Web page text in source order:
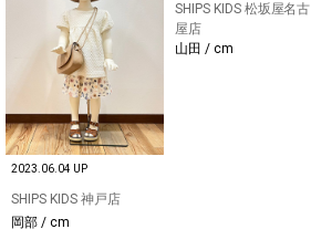
2023.06.04 UP
SHIPS KIDS 神戸店
岡部 / cm
SHIPS KIDS 松坂屋名古
屋店
山田 / cm